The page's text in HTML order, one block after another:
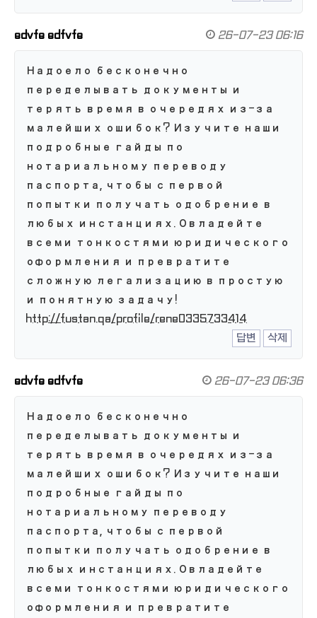
edvfe edfvfe 26-07-23 06:16
Надоело бесконечно
переделывать документы и
терять время в очередях из-за
малейших ошибок? Изучите наши
подробные гайды по
нотариальному переводу
паспорта, чтобы с первой
попытки получать одобрение в
любых инстанциях. Овладейте
всеми тонкостями юридического
оформления и превратите
сложную легализацию в простую
и понятную задачу!
http://fustan.qa/profile/rene0335733414
답변
삭제
edvfe edfvfe 26-07-23 06:36
Надоело бесконечно
переделывать документы и
терять время в очередях из-за
малейших ошибок? Изучите наши
подробные гайды по
нотариальному переводу
паспорта, чтобы с первой
попытки получать одобрение в
любых инстанциях. Овладейте
всеми тонкостями юридического
оформления и превратите